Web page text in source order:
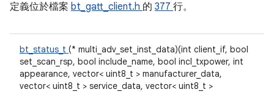
定義位於檔案 bt_gatt_client.h 的 377 行。
bt_status_t (* multi_adv_set_inst_data)(int client_if, bool
set_scan_rsp, bool include_name, bool incl_txpower, int
appearance, vector< uint8_t > manufacturer_data,
vector< uint8_t > service_data, vector< uint8_t >